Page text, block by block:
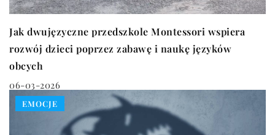
Jak dwujęzyczne przedszkole Montessori wspiera
rozwój dzieci poprzez zabawę i naukę języków
obcych
06-03-2026
EMOCJE